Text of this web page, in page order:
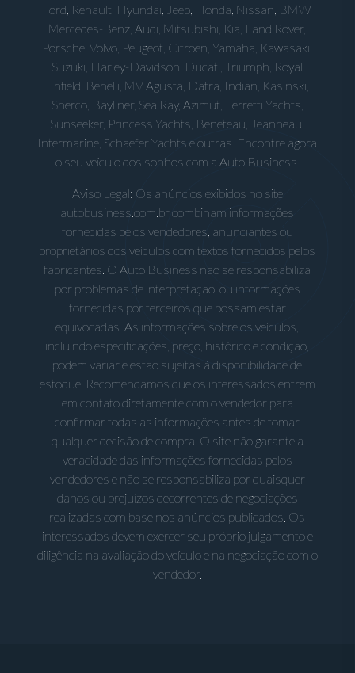
Ford, Renault, Hyundai, Jeep, Honda, Nissan, BMW,
Mercedes-Benz, Audi, Mitsubishi, Kia, Land Rover,
Porsche, Volvo, Peugeot, Citroën, Yamaha, Kawasaki,
Suzuki, Harley-Davidson, Ducati, Triumph, Royal
Enfield, Benelli, MV Agusta, Dafra, Indian, Kasinski,
Sherco, Bayliner, Sea Ray, Azimut, Ferretti Yachts,
Sunseeker, Princess Yachts, Beneteau, Jeanneau,
Intermarine, Schaefer Yachts e outras. Encontre agora
o seu veículo dos sonhos com a Auto Business.
Aviso Legal: Os anúncios exibidos no site
autobusiness.com.br combinam informações
fornecidas pelos vendedores, anunciantes ou
proprietários dos veículos com textos fornecidos pelos
fabricantes. O Auto Business não se responsabiliza
por problemas de interpretação, ou informações
fornecidas por terceiros que possam estar
equivocadas. As informações sobre os veículos,
incluindo especificações, preço, histórico e condição,
podem variar e estão sujeitas à disponibilidade de
estoque. Recomendamos que os interessados entrem
em contato diretamente com o vendedor para
confirmar todas as informações antes de tomar
qualquer decisão de compra. O site não garante a
veracidade das informações fornecidas pelos
vendedores e não se responsabiliza por quaisquer
danos ou prejuízos decorrentes de negociações
realizadas com base nos anúncios publicados. Os
interessados devem exercer seu próprio julgamento e
diligência na avaliação do veículo e na negociação com o
vendedor.